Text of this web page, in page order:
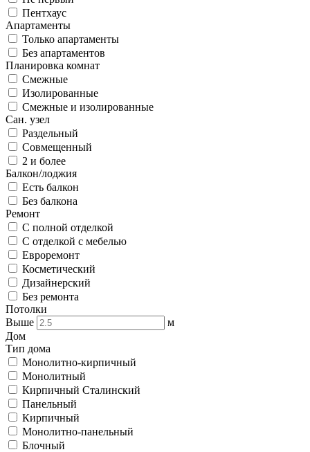
Пентхаус
Апартаменты
Только апартаменты
Без апартаментов
Планировка комнат
Смежные
Изолированные
Смежные и изолированные
Сан. узел
Раздельный
Совмещенный
2 и более
Балкон/лоджия
Есть балкон
Без балкона
Ремонт
С полной отделкой
С отделкой с мебелью
Евроремонт
Косметический
Дизайнерский
Без ремонта
Потолки
Выше
м
Дом
Тип дома
Монолитно-кирпичный
Монолитный
Кирпичный Сталинский
Панельный
Кирпичный
Монолитно-панельный
Блочный